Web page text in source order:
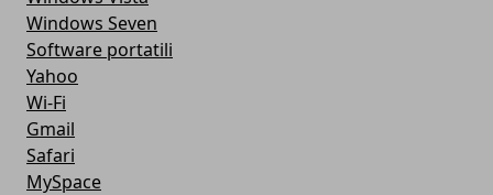
Windows Seven
Software portatili
Yahoo
Wi-Fi
Gmail
Safari
MySpace